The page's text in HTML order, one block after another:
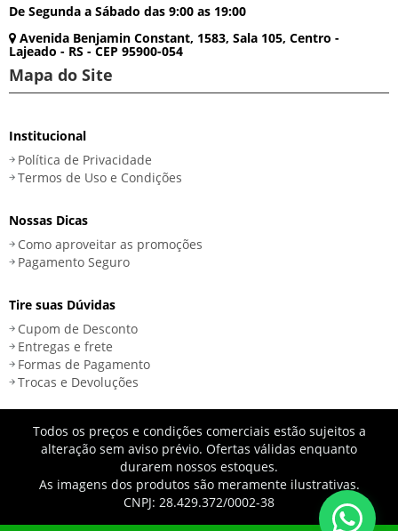
De Segunda a Sábado das 9:00 as 19:00
Avenida Benjamin Constant, 1583, Sala 105, Centro -
Lajeado - RS - CEP 95900-054
Mapa do Site
Institucional
Política de Privacidade
Termos de Uso e Condições
Nossas Dicas
Como aproveitar as promoções
Pagamento Seguro
Tire suas Dúvidas
Cupom de Desconto
Entregas e frete
Formas de Pagamento
Trocas e Devoluções
Todos os preços e condições comerciais estão sujeitos a
alteração sem aviso prévio. Ofertas válidas enquanto
durarem nossos estoques.
As imagens dos produtos são meramente ilustrativas.
CNPJ: 28.429.372/0002-38